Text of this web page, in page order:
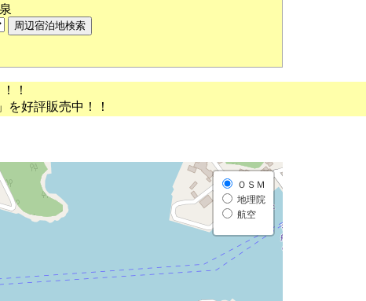
！
」を好評販売中！！
ＯＳＭ
地理院
航空